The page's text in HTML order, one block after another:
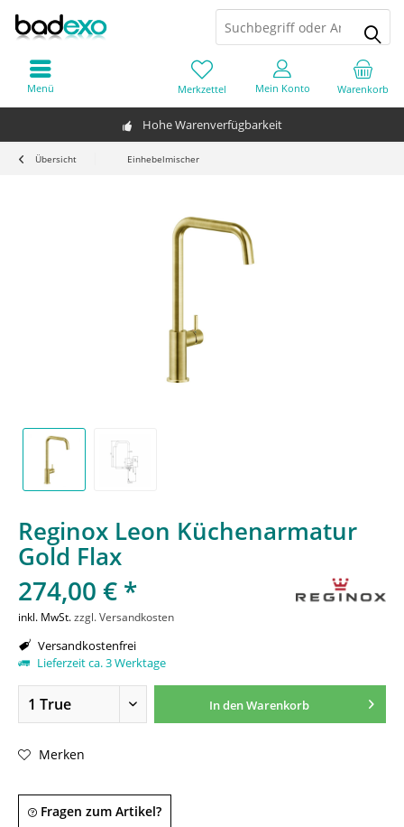
Hohe Warenverfügbarkeit
Warenkorb
Merkzettel Mein Konto
Menü
Übersicht Einhebelmischer
Reginox Leon Küchenarmatur
Gold Flax
274,00 € *
inkl. MwSt.zzgl. Versandkosten
Versandkostenfrei
Lieferzeit ca. 3 Werktage
In denWarenkorb
Merken
Fragen zum Artikel?